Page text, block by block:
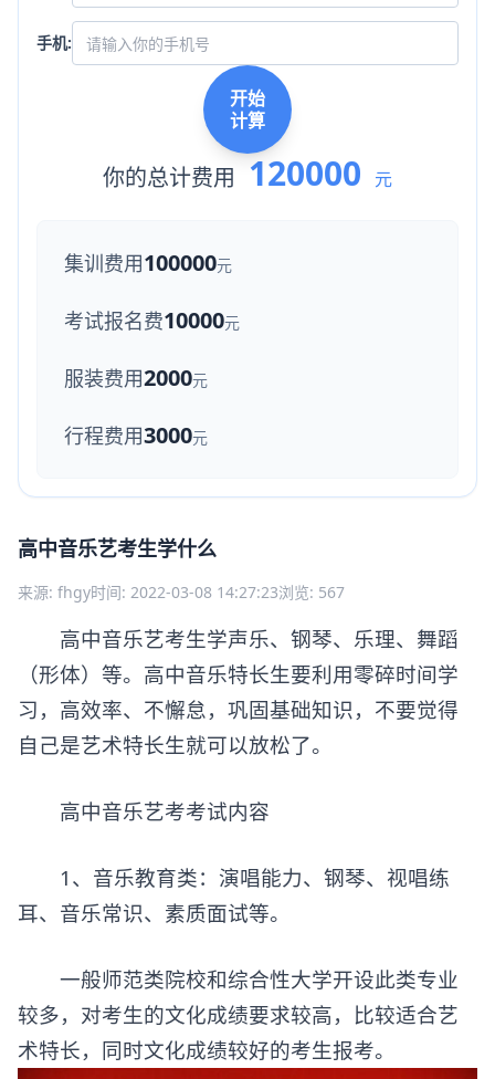
手机:
开始
计算
你的总计费用 120000 元
集训费用100000元
考试报名费10000元
服装费用2000元
行程费用3000元
高中音乐艺考生学什么
来源: fhgy时间: 2022-03-08 14:27:23浏览: 567
高中音乐艺考生学声乐、钢琴、乐理、舞蹈
（形体）等。高中音乐特长生要利用零碎时间学
习，高效率、不懈怠，巩固基础知识，不要觉得
自己是艺术特长生就可以放松了。
高中音乐艺考考试内容
1、音乐教育类：演唱能力、钢琴、视唱练
耳、音乐常识、素质面试等。
一般师范类院校和综合性大学开设此类专业
较多，对考生的文化成绩要求较高，比较适合艺
术特长，同时文化成绩较好的考生报考。